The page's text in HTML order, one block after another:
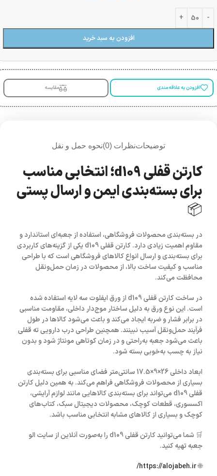
افزودن به سبد خرید
افزودن به علاقه مندی مقایسه
توضیحاتنظرات (0) نحوه حمل و نقل
کارتن قفلی d109؛ انتخابی مناسب
برای بسته‌بندی ایمن و ارسال پستی
📦
در بسته‌بندی محصولات فروشگاهی، استفاده از جعبه‌ای استاندارد و
مقاوم اهمیت زیادی دارد.کارتن قفلی d109
یکی از گزینه‌های کاربردی
برای بسته‌بندی و ارسال انواع کالاهای فروشگاهی است که با طراحی
مناسب و کیفیت ساخت بالا، از محصولات در زمان حمل‌ونقل
محافظت می‌کند.
در ساختکارتن قفلی d109 از ورق ایفلوت سه لایه استفاده شده
است. این نوع ورق به دلیل ساختار موج‌دار داخلی، مقاومت مناسبی
در برابر فشار و ضربه ایجاد می‌کند و باعث می‌شود کالاها در طول
فرآیند حمل‌ونقل آسیب نبینند. همچنین طراحیدرب دارویی ته قفلی
باعث می‌شود جعبه به‌راحتی و در زمان کوتاهی مونتاژ شود و بدون
نیاز به چسب به‌خوبی بسته شود.
ابعاد داخلی26×9×17.5 سانتی‌متر
فضای مناسبی برای بسته‌بندی
بسیاری از محصولات فروشگاهی فراهم می‌کند. به همین دلیلکارتن
قفلی d109
می‌تواند برای بسته‌بندی کالاهایی مانند لوازم آرایشی،
اکسسوری، قطعات کوچک، محصولات دیجیتال سبک، کتاب‌های
کوچک و بسیاری از کالاهای مشابه انتخابی مناسب باشد.
🛒 شما می‌توانیدکارتن قفلی d109 را به‌صورت آنلاین از سایت الو
جعبه تهیه کنید.
🌐
https://alojabeh.ir/